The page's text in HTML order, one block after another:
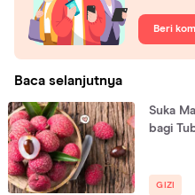
Beri
Baca selanjutnya
Suka
bagi
GIZI